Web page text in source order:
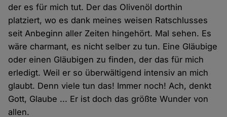
der es für mich tut. Der das Olivenöl dorthin
platziert, wo es dank meines weisen Ratschlusses
seit Anbeginn aller Zeiten hingehört. Mal sehen. Es
wäre charmant, es nicht selber zu tun. Eine Gläubige
oder einen Gläubigen zu finden, der das für mich
erledigt. Weil er so überwältigend intensiv an mich
glaubt. Denn viele tun das! Immer noch! Ach, denkt
Gott, Glaube ... Er ist doch das größte Wunder von
allen.